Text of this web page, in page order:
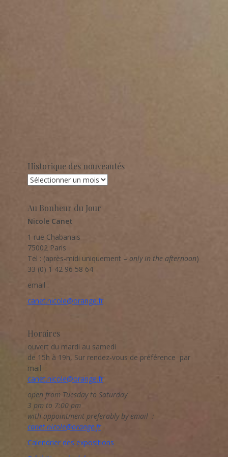
Historique des nouveautés
Au Bonheur du Jour
Nicole Canet
1 rue Chabanais
75002 Paris
Tel : (après-midi uniquement – only in the afternoon)
33 (0) 1 42 96 58 64
email :
canet.nicole@orange.fr
Horaires
ouvert du mardi au samedi
de 15h à 19h, Sur rendez-vous de préférence par
mail :
canet.nicole@orange.fr
open from Tuesday to Saturday
3 pm to 7:00 pm
with appointment preferably by email :
canet.nicole@orange.fr
Calendrier des expositions